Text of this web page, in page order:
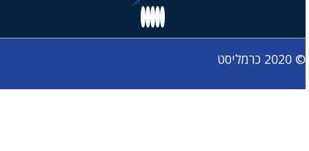
© 2020 כרמליסט